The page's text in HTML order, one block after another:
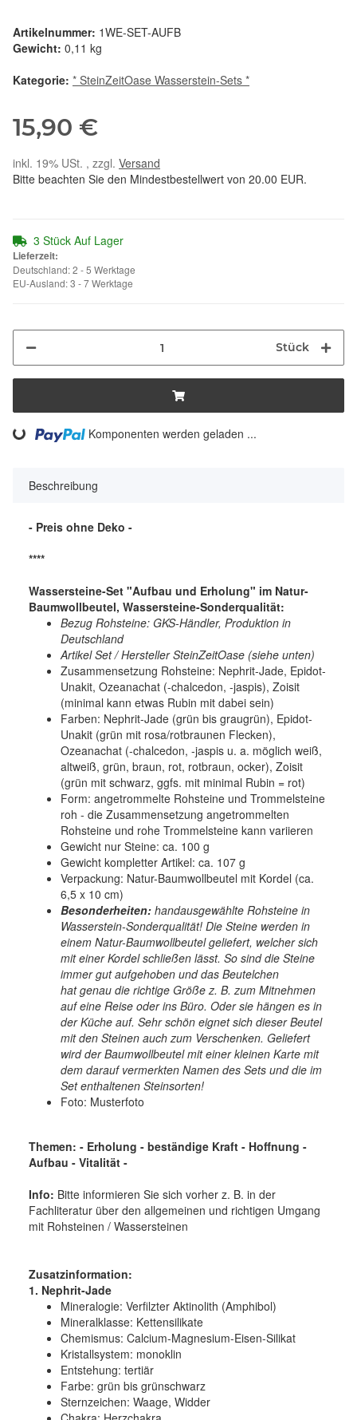
Artikelnummer: 1WE-SET-AUFB
Gewicht: 0,11 kg
Kategorie: * SteinZeitOase Wasserstein-Sets *
15,90 €
inkl. 19% USt. , zzgl. Versand
Bitte beachten Sie den Mindestbestellwert von 20.00 EUR.
3 Stück Auf Lager
Lieferzeit:
Deutschland: 2 - 5 Werktage
EU-Ausland: 3 - 7 Werktage
Stück
Komponenten werden geladen ...
Beschreibung
- Preis ohne Deko -
****
Wassersteine-Set "Aufbau und Erholung" im Natur-
Baumwollbeutel, Wassersteine-Sonderqualität:
Bezug Rohsteine: GKS-Händler, Produktion in
Deutschland
Artikel Set / Hersteller SteinZeitOase (siehe unten)
Zusammensetzung Rohsteine: Nephrit-Jade, Epidot-
Unakit, Ozeanachat (-chalcedon, -jaspis), Zoisit
(minimal kann etwas Rubin mit dabei sein)
Farben: Nephrit-Jade (grün bis graugrün), Epidot-
Unakit (grün mit rosa/rotbraunen Flecken),
Ozeanachat (-chalcedon, -jaspis u. a. möglich weiß,
altweiß, grün, braun, rot, rotbraun, ocker), Zoisit
(grün mit schwarz, ggfs. mit minimal Rubin = rot)
Form: angetrommelte Rohsteine und Trommelsteine
roh - die Zusammensetzung angetrommelten
Rohsteine und rohe Trommelsteine kann variieren
Gewicht nur Steine: ca. 100 g
Gewicht kompletter Artikel: ca. 107 g
Verpackung: Natur-Baumwollbeutel mit Kordel (ca.
6,5 x 10 cm)
Besonderheiten: handausgewählte Rohsteine in
Wasserstein-Sonderqualität! Die Steine werden in
einem Natur-Baumwollbeutel geliefert, welcher sich
mit einer Kordel schließen lässt. So sind die Steine
immer gut aufgehoben und das Beutelchen
hat genau die richtige Größe z. B. zum Mitnehmen
auf eine Reise oder ins Büro. Oder sie hängen es in
der Küche auf. Sehr schön eignet sich dieser Beutel
mit den Steinen auch zum Verschenken. Geliefert
wird der Baumwollbeutel mit einer kleinen Karte mit
dem darauf vermerkten Namen des Sets und die im
Set enthaltenen Steinsorten!
Foto: Musterfoto
Themen: - Erholung - beständige Kraft - Hoffnung -
Aufbau - Vitalität -
Info: Bitte informieren Sie sich vorher z. B. in der
Fachliteratur über den allgemeinen und richtigen Umgang
mit Rohsteinen / Wassersteinen
Zusatzinformation:
1. Nephrit-Jade
Mineralogie: Verfilzter Aktinolith (Amphibol)
Mineralklasse: Kettensilikate
Chemismus: Calcium-Magnesium-Eisen-Silikat
Kristallsystem: monoklin
Entstehung: tertiär
Farbe: grün bis grünschwarz
Sternzeichen: Waage, Widder